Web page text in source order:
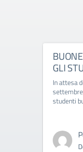
GLI
In attesa
studenti